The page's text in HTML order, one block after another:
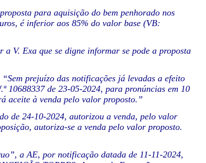
para aquisição do bem penhorado nos
é inferior aos 85% do valor base (VB:
V. Exa que se digne informar se pode a proposta
prejuízo das notificações já levadas a efeito
10688337 de 23-05-2024, para pronúncias em 10
aceite à venda pelo valor proposto.”
de 24-10-2024, autorizou a venda, pelo valor
autoriza-se a venda pelo valor proposto.
a AE, por notificação datada de 11-11-2024,